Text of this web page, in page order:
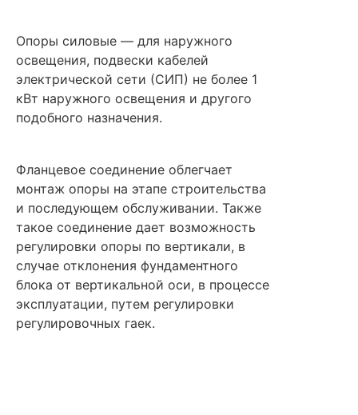
Опоры силовые — для наружного
освещения, подвески кабелей
электрической сети (СИП) не более 1
кВт наружного освещения и другого
подобного назначения.
Фланцевое соединение облегчает
монтаж опоры на этапе строительства
и последующем обслуживании. Также
такое соединение дает возможность
регулировки опоры по вертикали, в
случае отклонения фундаментного
блока от вертикальной оси, в процессе
эксплуатации, путем регулировки
регулировочных гаек.